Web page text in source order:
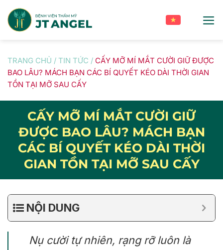
content
TRANG CHỦ / TIN TỨC / CẤY MỠ MÍ MẮT CƯỜI GIỮ ĐƯỢC
BAO LÂU? MÁCH BẠN CÁC BÍ QUYẾT KÉO DÀI THỜI GIAN
TỒN TẠI MỠ SAU CẤY
CẤY MỠ MÍ MẮT CƯỜI GIỮ
ĐƯỢC BAO LÂU? MÁCH BẠN
CÁC BÍ QUYẾT KÉO DÀI THỜI
GIAN TỒN TẠI MỠ SAU CẤY
NỘI DUNG
Nụ cười tự nhiên, rạng rỡ luôn là